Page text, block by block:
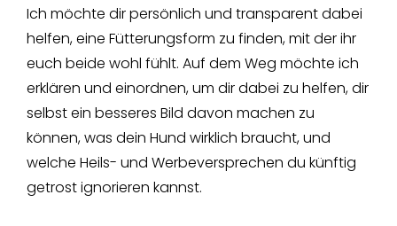
Ich möchte dir persönlich und transparent dabei
helfen, eine Fütterungsform zu finden, mit der ihr
euch beide wohl fühlt. Auf dem Weg möchte ich
erklären und einordnen, um dir dabei zu helfen, dir
selbst ein besseres Bild davon machen zu
können, was dein Hund wirklich braucht, und
welche Heils- und Werbeversprechen du künftig
getrost ignorieren kannst.